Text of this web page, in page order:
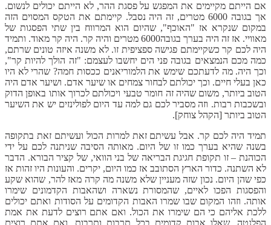
אם הייתם מקיימים את המפגש על פסגת ההר, לא הייתם יכולים לנשום.
אך בגובה 6000 מטרים, זה היה נסבל. קיימתם את הטקס המסוים הזה
במקום שנקרא אז "האוכף", שהיום הוא המרווח בין שתי הפסגות של
מאוויי. אז זה היה בערך בגובה6000 מטרים והיה קר. היה קר מאוד. ותמיד
היה לכם קר כשקיימתם פגישה ספציפית זו. לא משנה איזה טונים שרתם,
כמה מכם הנמצאים בגובה פני הים יחשבו לעצמם: "זה הולך להיות קר",
וכך היה. מה לדעתכם שימש את הלמוריאנים ככסות חמה? שהרי לא היו
כאן בעלי חיים. וכך יכולתם לבחור צמחים או שיער אדם. ושיער אדם היה
הטוב ביותר, משום שהיה זה חומר טבעי ויכולתם לכרוך אותו באופן הדוק
ובשכבות רבות. וזה מסביר לכם גם למה עד היום לפולינזים יש את השיער
הטוב ביותר [הקהל צוחק].
תמיד היה לכם קר. אבל עשיתם זאת למרות הכול ועשיתם זאת בתקופה
בשנה שהיא בערך כמו זו של היום. מאותה הסיבה שניתנה לכם על ידי
הכוהנת – זו תקופת חגיגת הבריאה של בני הוואי, של קציר הבורא. הדבר
לא השתנה. כדור הארץ הסתובב אז כמו היום, יקרים. והעונות היו זהות אז
כפי שהן היום. נכון שזה מעניין שלא משנה מה קרה מאז להר, שהוא שקע
והפסגות הפכו לאיים, שהמסורת נשארה ושהאבות הקדמונים שימרו
אותה. וזהו המקום שבו שמרו האבות הקדומים על הסודות ואתם יכולים
ללכת אליהם כי הם שימרו את הכול. ואם אתם רוצים לדעת את אמת